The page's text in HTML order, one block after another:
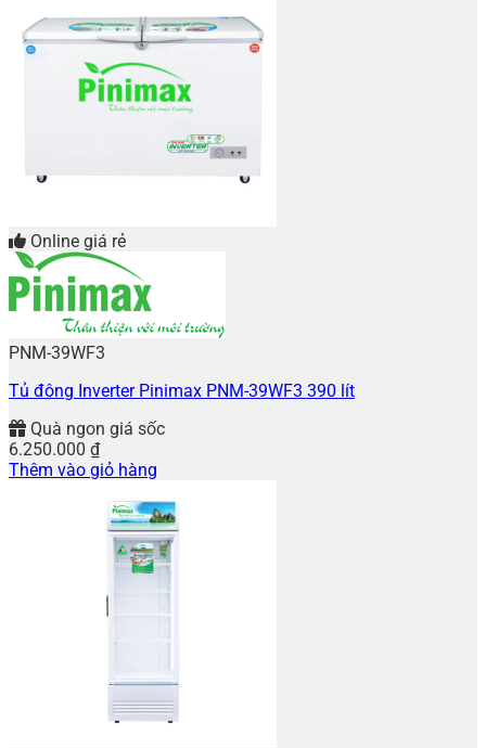
Online giá rẻ
PNM-39WF3
Tủ đông Inverter Pinimax PNM-39WF3 390 lít
Quà ngon giá sốc
6.250.000 ₫
Thêm vào giỏ hàng